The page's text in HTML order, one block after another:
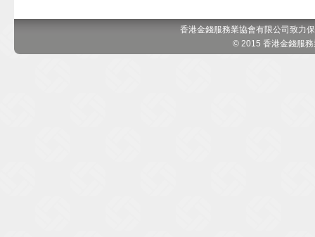
香港金錢服務業協會有限公司致力
© 2015 香港金錢服